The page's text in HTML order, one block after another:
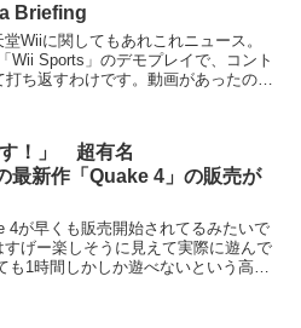
Briefing
Wiiに関してもあれこれニュース。
Wii Sports」のデモプレイで、コント
ち返すわけです。動画があったので
す！」 超有名
最新作「Quake 4」の販売が
4が早くも販売開始されてるみたいで
げー楽しそうに見えて実際に遊んで
1時間しかしか遊べないという高橋